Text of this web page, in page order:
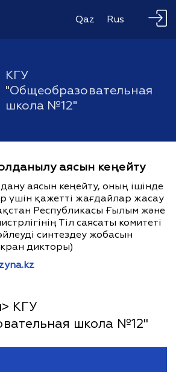
Qaz Rus
КГУ
"Общеобразовательная
школа №12"
аясын кеңейту
аясын кеңейту, оның ішінде
үшін қажетті жағдайлар жасау
Республикасы Ғылым және
Тіл саясаты комитеті
синтездеу жобасын
дикторы)
КГУ
школа №12"